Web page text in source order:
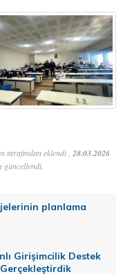
tarafından eklendi , 28.03.2026
güncellendi.
planlama
Girişimcilik Destek